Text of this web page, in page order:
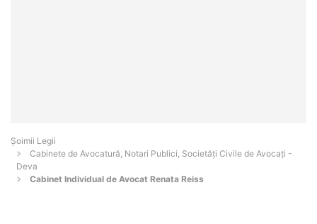
Șoimii Legii
Cabinete de Avocatură, Notari Publici, Societăți Civile de Avocați -
Deva
Cabinet Individual de Avocat Renata Reiss